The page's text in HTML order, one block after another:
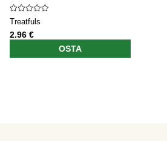
Treatfuls
2.96 €
OSTA